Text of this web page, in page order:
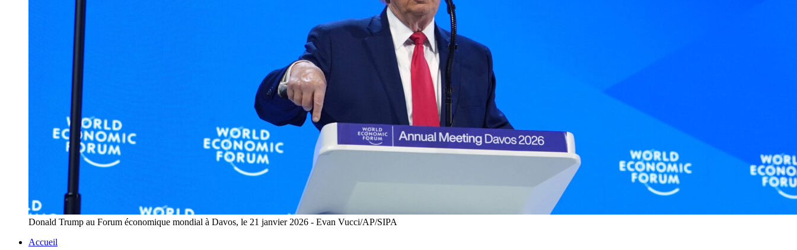
Donald Trump au Forum économique mondial à Davos, le 21 janvier 2026 - Evan Vucci/AP/SIPA
Accueil